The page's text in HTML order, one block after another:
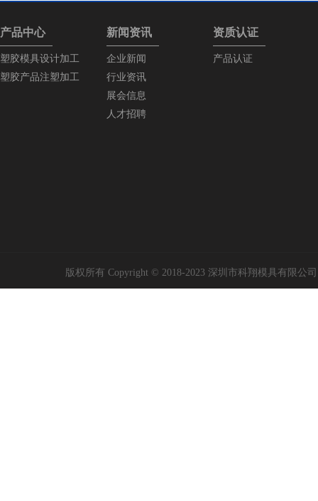
产品中心
塑胶模具设计加工
塑胶产品注塑加工
新闻资讯
企业新闻
行业资讯
展会信息
人才招聘
资质认证
产品认证
版权所有 Copyright © 2018-2023 深圳市科翔模具有限公